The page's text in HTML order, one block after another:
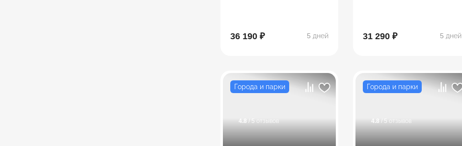
36 190 ₽
5 дней 31 290 ₽ 5 дней
Города и парки
4.8 / 5 отзывов
Города и парки
4.8 / 5 отзывов